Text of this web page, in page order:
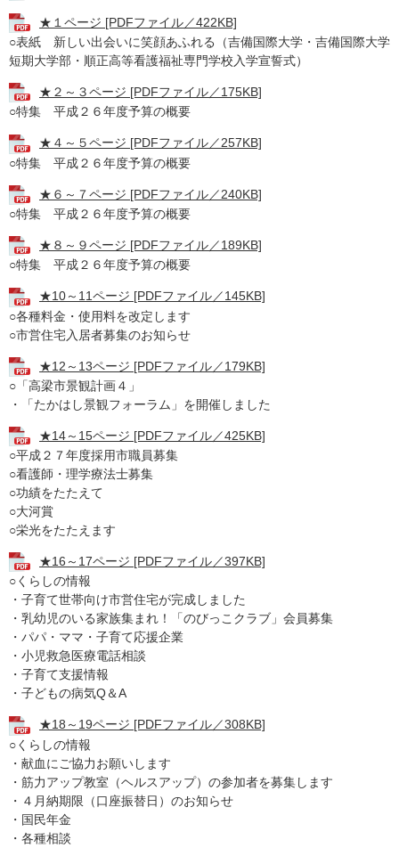
★１ページ [PDFファイル／422KB]
○表紙 新しい出会いに笑顔あふれる（吉備国際大学・吉備国際大学
短期大学部・順正高等看護福祉専門学校入学宣誓式）
★２～３ページ [PDFファイル／175KB]
○特集 平成２６年度予算の概要
★４～５ページ [PDFファイル／257KB]
○特集 平成２６年度予算の概要
★６～７ページ [PDFファイル／240KB]
○特集 平成２６年度予算の概要
★８～９ページ [PDFファイル／189KB]
○特集 平成２６年度予算の概要
★10～11ページ [PDFファイル／145KB]
○各種料金・使用料を改定します
○市営住宅入居者募集のお知らせ
★12～13ページ [PDFファイル／179KB]
○「高梁市景観計画４」
・「たかはし景観フォーラム」を開催しました
★14～15ページ [PDFファイル／425KB]
○平成２７年度採用市職員募集
○看護師・理学療法士募集
○功績をたたえて
○大河賞
○栄光をたたえます
★16～17ページ [PDFファイル／397KB]
○くらしの情報
・子育て世帯向け市営住宅が完成しました
・乳幼児のいる家族集まれ！「のびっこクラブ」会員募集
・パパ・ママ・子育て応援企業
・小児救急医療電話相談
・子育て支援情報
・子どもの病気Q＆A
★18～19ページ [PDFファイル／308KB]
○くらしの情報
・献血にご協力お願いします
・筋力アップ教室（ヘルスアップ）の参加者を募集します
・４月納期限（口座振替日）のお知らせ
・国民年金
・各種相談